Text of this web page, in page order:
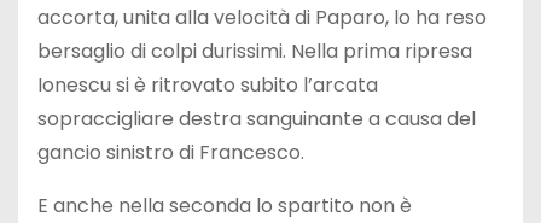
accorta, unita alla velocità di Paparo, lo ha reso
bersaglio di colpi durissimi. Nella prima ripresa
Ionescu si è ritrovato subito l’arcata
sopraccigliare destra sanguinante a causa del
gancio sinistro di Francesco.
E anche nella seconda lo spartito non è